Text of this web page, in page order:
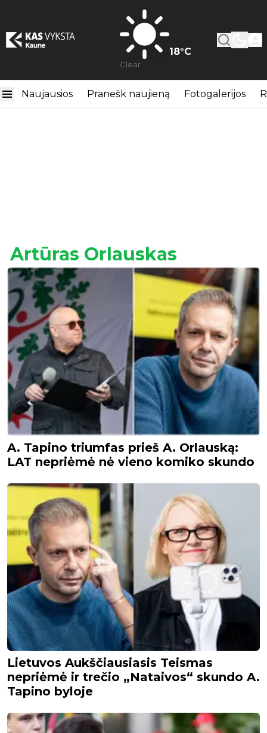
18°C
Clear
Naujausios Pranešk naujieną Fotogalerijos
Artūras Orlauskas
A. Tapino triumfas prieš A. Orlauską:
LAT nepriėmė nė vieno komiko skundo
Lietuvos Aukščiausiasis Teismas
nepriėmė ir trečio „Nataivos“ skundo A.
Tapino byloje